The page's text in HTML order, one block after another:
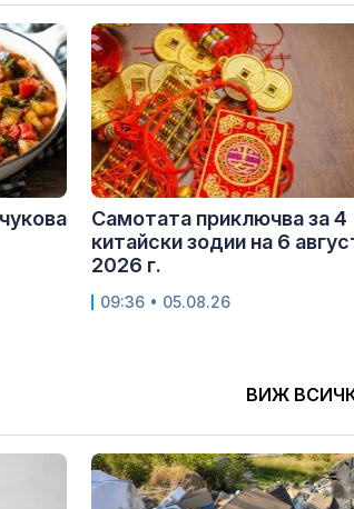
Самотата приключва за 4
китайски зодии на 6
2026 г.
09:36 • 05.08.26
ВИЖ